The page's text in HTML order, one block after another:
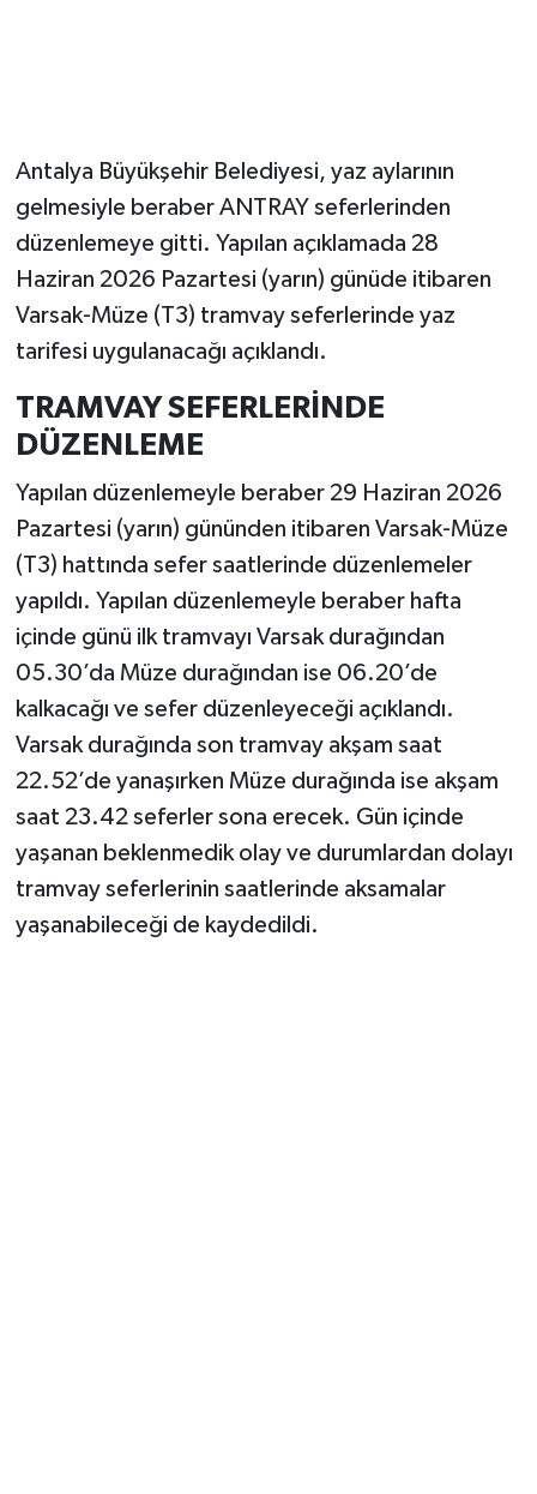
Antalya Büyükşehir Belediyesi, yaz aylarının
gelmesiyle beraber ANTRAY seferlerinden
düzenlemeye gitti. Yapılan açıklamada 28
Haziran 2026 Pazartesi (yarın) günüde itibaren
Varsak-Müze (T3) tramvay seferlerinde yaz
tarifesi uygulanacağı açıklandı.
TRAMVAY SEFERLERİNDE
DÜZENLEME
Yapılan düzenlemeyle beraber 29 Haziran 2026
Pazartesi (yarın) gününden itibaren Varsak-Müze
(T3) hattında sefer saatlerinde düzenlemeler
yapıldı. Yapılan düzenlemeyle beraber hafta
içinde günü ilk tramvayı Varsak durağından
05.30’da Müze durağından ise 06.20’de
kalkacağı ve sefer düzenleyeceği açıklandı.
Varsak durağında son tramvay akşam saat
22.52’de yanaşırken Müze durağında ise akşam
saat 23.42 seferler sona erecek. Gün içinde
yaşanan beklenmedik olay ve durumlardan dolayı
tramvay seferlerinin saatlerinde aksamalar
yaşanabileceği de kaydedildi.